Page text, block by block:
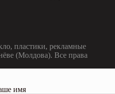
пластики, рекламные
(Молдова). Все права
имя